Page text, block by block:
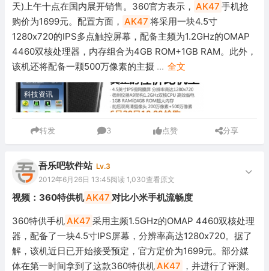
安全防御
系统下载
系统工具
天)上午十点在国内展开销售。360官方表示， AK47 手机抢
购价为1699元。配置方面， AK47 将采用一块4.5寸
1280x720的IPS多点触控屏幕，配备主频为1.2GHz的OMAP
4460双核处理器，内存组合为4GB ROM+1GB RAM。此外，
该机还将配备一颗500万像素的主摄 ... 全文
科技资讯
转发 3 点赞 分享
吾乐吧软件站 Lv.3
2012年6月26日 13:45阅读 1,030查看原文
视频：360特供机AK47 对比小米手机流畅度
360特供手机AK47 采用主频1.5GHz的OMAP 4460双核处理
器，配备了一块4.5寸IPS屏幕，分辨率高达1280x720。据了
解，该机近日已开始接受预定，官方定价为1699元。部分媒
体在第一时间拿到了这款360特供机AK47 ，并进行了评测。